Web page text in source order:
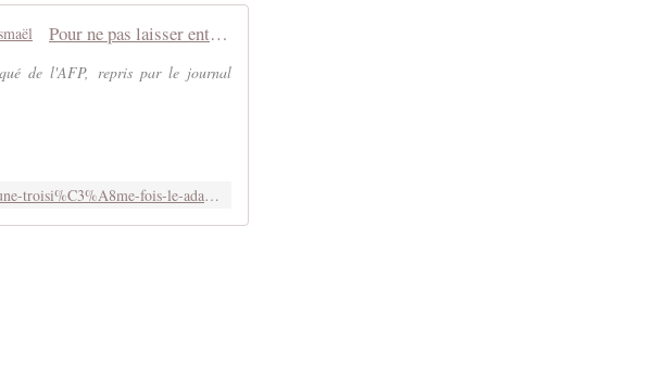
Pour ne pas laisser enterrer une troisième fois le cadavre d'Ismaël
de l'AFP, repris par le journal
https://www.linkedin.com/pulse/pour-ne-pas-laisser-enterrer-une-troisi%C3%A8me-fois-le-adam-du-conroy/?published=t